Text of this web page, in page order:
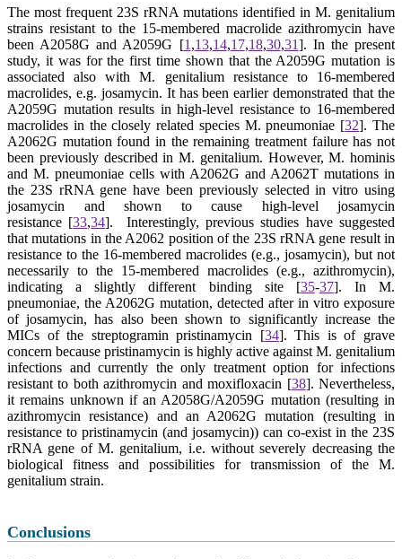
The most frequent 23S rRNA mutations identified in M. genitalium
strains resistant to the 15-membered macrolide azithromycin have
been A2058G and A2059G
[1,13,14,17,18,30,31]. In the present
study, it was for the first time shown that the A2059G mutation is
associated also with M. genitalium resistance to 16-membered
macrolides, e.g. josamycin. It has been earlier demonstrated that the
A2059G mutation results in high-level resistance to 16-membered
macrolides in the closely related species M. pneumoniae [32]. The
A2062G mutation found in the remaining treatment failure has not
been previously described in M. genitalium. However, M. hominis
and M. pneumoniae cells with A2062G and A2062T mutations in
the 23S rRNA gene have been previously selected in vitro using
josamycin and shown to cause high-level josamycin
resistance [33,34].
Interestingly, previous studies have suggested
that mutations in the A2062 position of the 23S rRNA gene result in
resistance to the 16-membered macrolides (e.g., josamycin), but not
necessarily to the 15-membered macrolides (e.g., azithromycin),
indicating a slightly different binding site
[35-37]. In M.
pneumoniae, the A2062G mutation, detected after in vitro exposure
of josamycin, has also been shown to significantly increase the
MICs of the streptogramin pristinamycin
[34].This is of grave
concern because pristinamycin is highly active against M. genitalium
infections and currently the only treatment option for infections
resistant to both azithromycin and moxifloxacin [38]. Nevertheless,
it remains unknown if an A2058G/A2059G mutation (resulting in
azithromycin resistance) and an A2062G mutation (resulting in
resistance to pristinamycin (and josamycin)) can co-exist in the 23S
rRNA gene of M. genitalium, i.e. without severely decreasing the
biological fitness and possibilities for transmission of the M.
genitalium strain.
Conclusions